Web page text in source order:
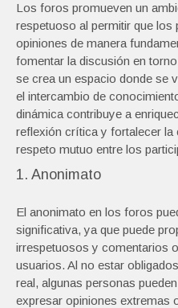
Los foros promueven un
respetuoso al permitir que los
opiniones de manera
fomentar la discusión en
se crea un espacio donde se
el intercambio de
dinámica contribuye a
reflexión crítica y fortalecer la
respeto mutuo entre los
1. Anonimato
El anonimato en los foros
significativa, ya que puede
irrespetuosos y comentarios
usuarios. Al no estar
real, algunas personas
expresar opiniones extremas